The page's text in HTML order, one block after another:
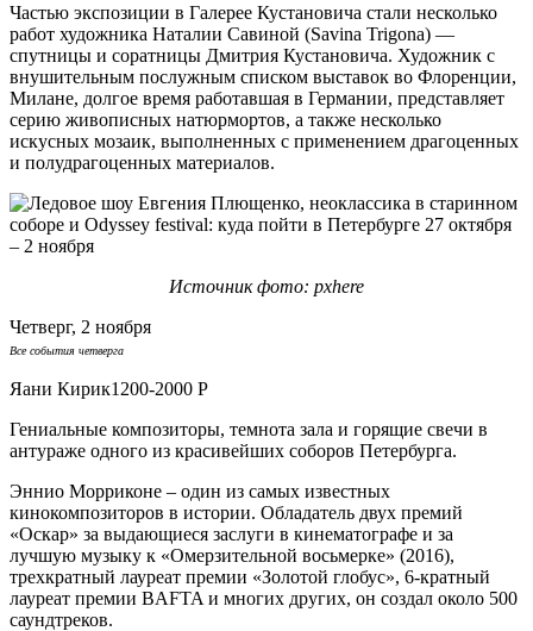
Частью экспозиции в Галерее Кустановича стали несколько
работ художника Наталии Савиной (Savina Trigona) —
спутницы и соратницы Дмитрия Кустановича. Художник с
внушительным послужным списком выставок во Флоренции,
Милане, долгое время работавшая в Германии, представляет
серию живописных натюрмортов, а также несколько
искусных мозаик, выполненных с применением драгоценных
и полудрагоценных материалов.
Источник фото: pxhere
Четверг, 2 ноября
Все события четверга
Яани Кирик1200-2000 Р
Гениальные композиторы, темнота зала и горящие свечи в
антураже одного из красивейших соборов Петербурга.
Эннио Морриконе – один из самых известных
кинокомпозиторов в истории. Обладатель двух премий
«Оскар» за выдающиеся заслуги в кинематографе и за
лучшую музыку к «Омерзительной восьмерке» (2016),
трехкратный лауреат премии «Золотой глобус», 6-кратный
лауреат премии BAFTA и многих других, он создал около 500
саундтреков.